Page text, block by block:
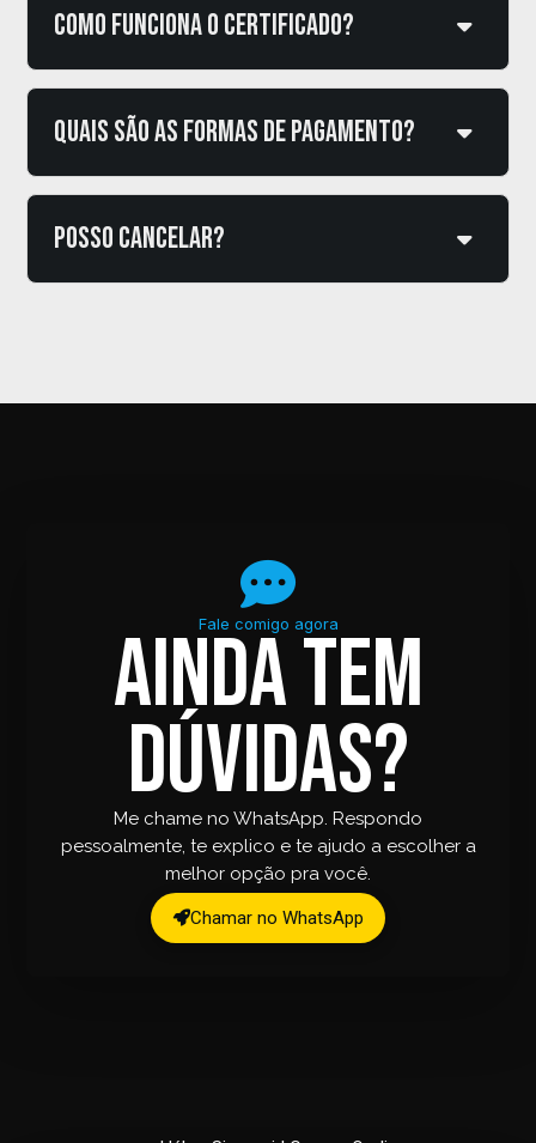
Como funciona o certificado?
Quais são as formas de pagamento?
Posso cancelar?
Fale comigo agora
Ainda tem
dúvidas?
Me chame no WhatsApp. Respondo
pessoalmente, te explico e te ajudo a escolher a
melhor opção pra você.
Chamar no WhatsApp